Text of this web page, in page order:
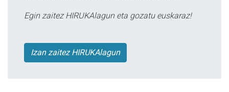
Egin zaitez HIRUKAlagun eta gozatu euskaraz!
Izan zaitez HIRUKAlagun